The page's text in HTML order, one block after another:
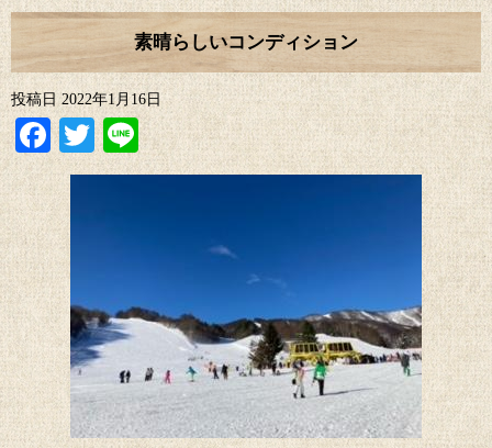
素晴らしいコンディション
投稿日 2022年1月16日
Facebook
Twitter
Line